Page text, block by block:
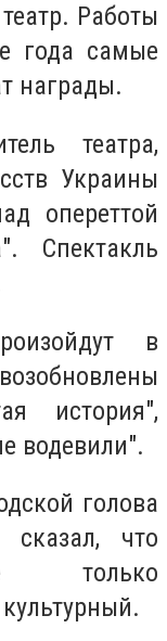
Работы
года самые
награды.
театра,
Украины
опереттой
Спектакль
в
история",
водевили".
голова
что
только